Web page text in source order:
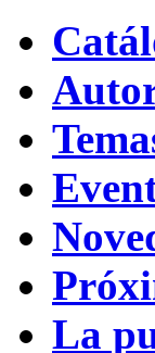
La